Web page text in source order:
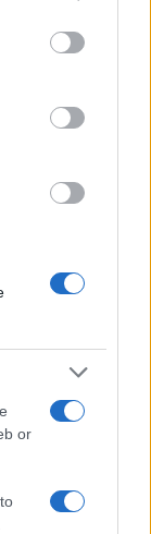
may click to
party tags to
below Google
or
che
svolta per gli